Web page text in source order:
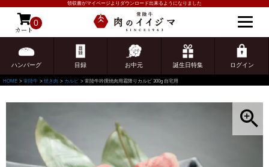
領収書がマイページよりダウンロード出来るようになりました
カート
0
ハンバーグ 目録 お中元 誕生日特集 ログイン
ゲスト 様こんにちは
ログイン
HOME 常陸牛 焼き肉 カルビ 常陸牛吟撰焼肉用霜降りカルビ 300g 自宅用